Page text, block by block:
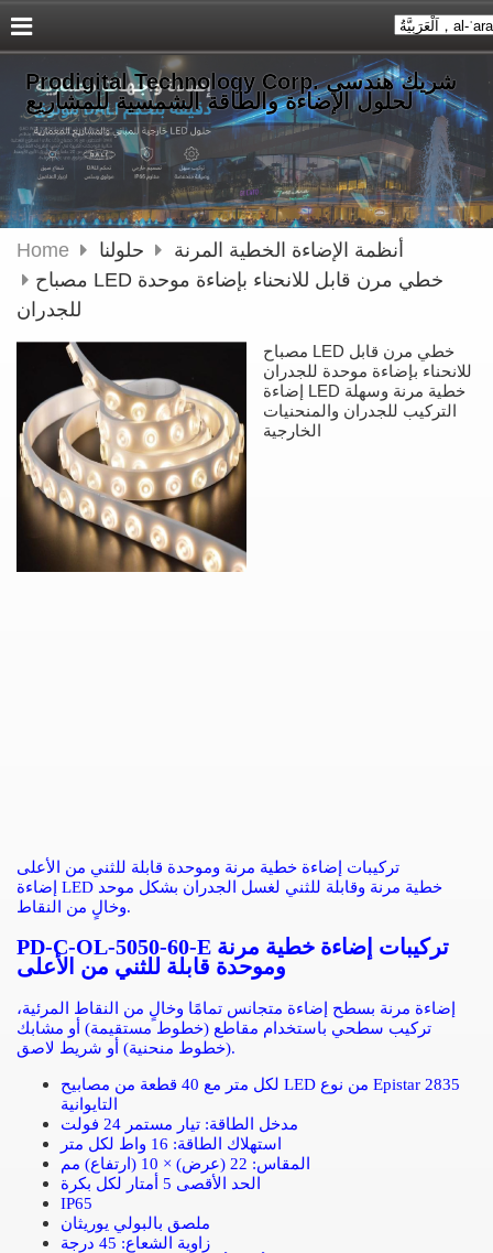
Prodigital Technology Corp. شريك هندسي
لحلول الإضاءة والطاقة الشمسية للمشاريع
Home
أنظمة الإضاءة الخطية المرنة
مصباح LED خطي مرن قابل للانحناء بإضاءة موحدة
للجدران
مصباح LED خطي مرن قابل
للانحناء بإضاءة موحدة للجدران
إضاءة LED خطية مرنة وسهلة
التركيب للجدران والمنحنيات
الخارجية
تركيبات إضاءة خطية مرنة وموحدة قابلة للثني من الأعلى
إضاءة LED خطية مرنة وقابلة للثني لغسل الجدران بشكل موحد
وخالٍ من النقاط.
PD-C-OL-5050-60-E تركيبات إضاءة خطية مرنة
وموحدة قابلة للثني من الأعلى
إضاءة مرنة بسطح إضاءة متجانس تمامًا وخالٍ من النقاط المرئية،
تركيب سطحي باستخدام مقاطع (خطوط مستقيمة) أو مشابك
(خطوط منحنية) أو شريط لاصق.
لكل متر مع 40 قطعة من مصابيح LED من نوع Epistar 2835
التايوانية
مدخل الطاقة: تيار مستمر 24 فولت
استهلاك الطاقة: 16 واط لكل متر
المقاس: 22 (عرض) × 10 (ارتفاع) مم
الحد الأقصى 5 أمتار لكل بكرة
IP65
ملصق بالبولي يوريثان
زاوية الشعاع: 45 درجة